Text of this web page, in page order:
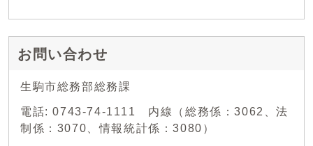
お問い合わせ
生駒市総務部総務課
電話: 0743-74-1111 内線（総務係：3062、法
制係：3070、情報統計係：3080）